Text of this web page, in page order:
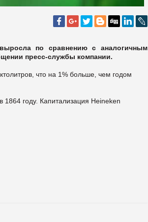
по сравнению с аналогичным
пресс-службы компании.
что на 1% больше, чем годом
году. Капитализация Heineken